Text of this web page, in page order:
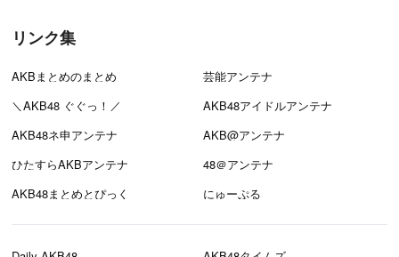
リンク集
AKBまとめのまとめ
芸能アンテナ
＼AKB48 ぐぐっ！／
AKB48アイドルアンテナ
AKB48ネ申アンテナ
AKB@アンテナ
ひたすらAKBアンテナ
48＠アンテナ
AKB48まとめとぴっく
にゅーぷる